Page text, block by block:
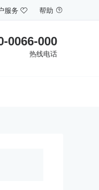
服务 帮助
0066-000
热线电话